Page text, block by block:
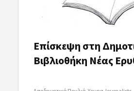
Επίσκεψη στη
Βιβλιοθήκη Νέας